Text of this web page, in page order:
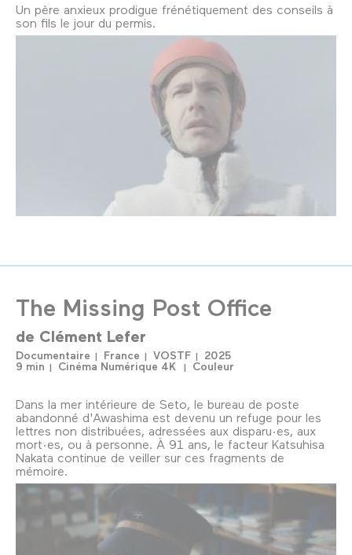
Un père anxieux prodigue frénétiquement des conseils à
son fils le jour du permis.
The Missing Post Office
de Clément Lefer
Documentaire France VOSTF
2025
9 min
Cinéma Numérique 4K Couleur
Dans la mer intérieure de Seto, le bureau de poste
abandonné d'Awashima est devenu un refuge pour les
lettres non distribuées, adressées aux disparu·es, aux
mort·es, ou à personne. À 91 ans, le facteur Katsuhisa
Nakata continue de veiller sur ces fragments de
mémoire.